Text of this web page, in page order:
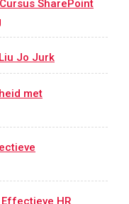
SharePoint
Jo Jurk
met
HR